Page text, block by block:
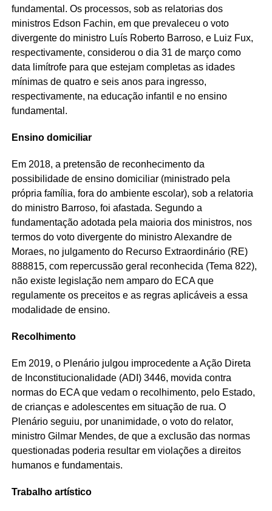
fundamental. Os processos, sob as relatorias dos
ministros Edson Fachin, em que prevaleceu o voto
divergente do ministro Luís Roberto Barroso, e Luiz Fux,
respectivamente, considerou o dia 31 de março como
data limítrofe para que estejam completas as idades
mínimas de quatro e seis anos para ingresso,
respectivamente, na educação infantil e no ensino
fundamental.
Ensino domiciliar
Em 2018, a pretensão de reconhecimento da
possibilidade de ensino domiciliar (ministrado pela
própria família, fora do ambiente escolar), sob a relatoria
do ministro Barroso, foi afastada. Segundo a
fundamentação adotada pela maioria dos ministros, nos
termos do voto divergente do ministro Alexandre de
Moraes, no julgamento do Recurso Extraordinário (RE)
888815, com repercussão geral reconhecida (Tema 822),
não existe legislação nem amparo do ECA que
regulamente os preceitos e as regras aplicáveis a essa
modalidade de ensino.
Recolhimento
Em 2019, o Plenário julgou improcedente a Ação Direta
de Inconstitucionalidade (ADI) 3446, movida contra
normas do ECA que vedam o recolhimento, pelo Estado,
de crianças e adolescentes em situação de rua. O
Plenário seguiu, por unanimidade, o voto do relator,
ministro Gilmar Mendes, de que a exclusão das normas
questionadas poderia resultar em violações a direitos
humanos e fundamentais.
Trabalho artístico